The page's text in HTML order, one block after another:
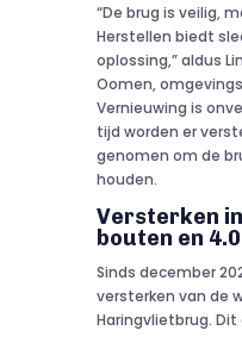
“De brug is veilig,
Herstellen biedt
oplossing,” aldus
Oomen,
Vernieuwing is
tijd worden er
genomen om de
houden.
Versterken
bouten en
Sinds december
versterken van de
Haringvlietbrug.